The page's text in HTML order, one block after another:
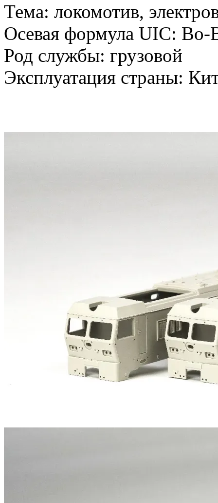
Тема: локомотив,
Осевая формула UIC:
Род службы: грузовой
Эксплуатация страны: